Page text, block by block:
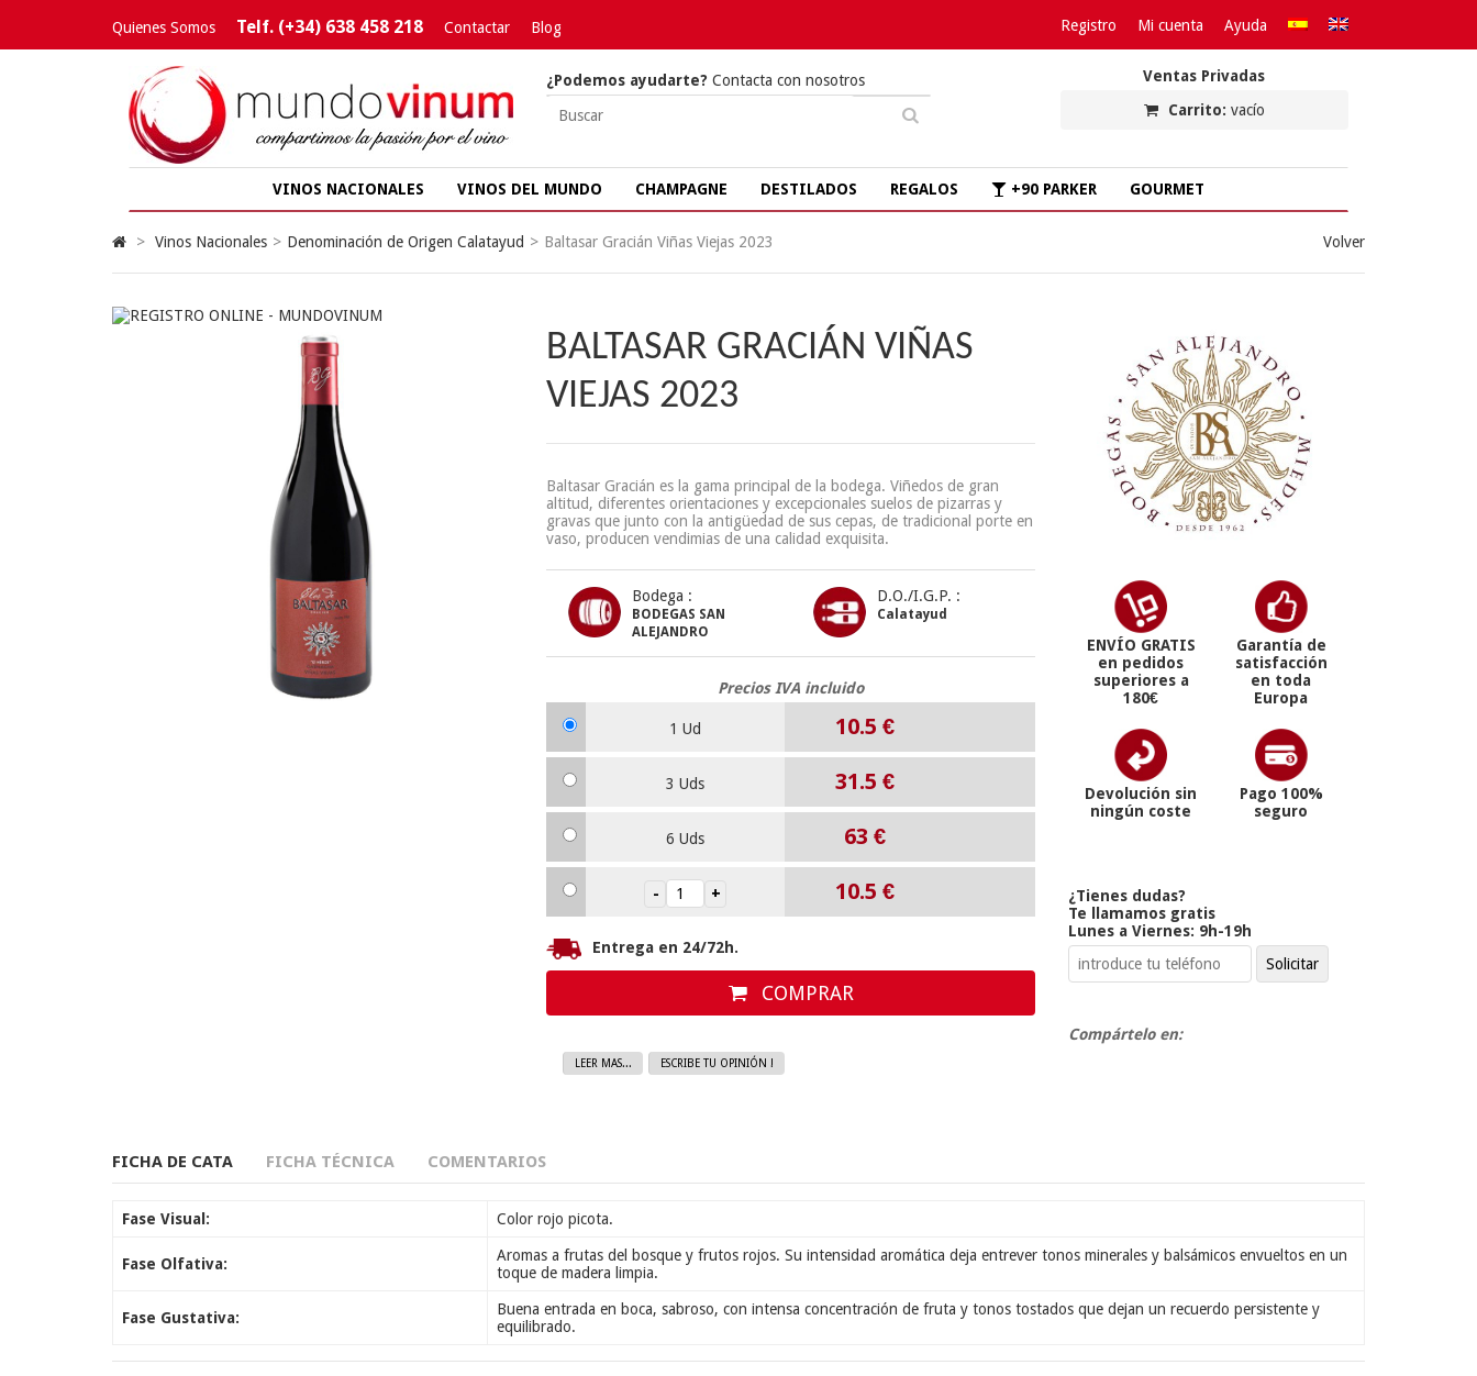
Quienes Somos Telf. (+34) 638 458 218 Contactar Blog Registro Mi cuenta Ayuda
Ventas Privadas
Carrito: vacío
¿Podemos ayudarte? Contacta con nosotros
VINOS NACIONALES VINOS DEL MUNDO CHAMPAGNE DESTILADOS REGALOS +90 PARKER GOURMET
> Vinos Nacionales > Denominación de Origen Calatayud > Baltasar Gracián Viñas Viejas 2023 Volver
BALTASAR GRACIÁN VIÑAS
VIEJAS 2023
Baltasar Gracián es la gama principal de la bodega. Viñedos de gran
altitud, diferentes orientaciones y excepcionales suelos de pizarras y
gravas que junto con la antigüedad de sus cepas, de tradicional porte en
vaso, producen vendimias de una calidad exquisita.
Bodega :
BODEGAS SAN
ALEJANDRO
D.O./I.G.P. :
Calatayud
Precios IVA incluido
1 Ud 10.5 €
3 Uds 31.5 €
6 Uds 63 €
10.5 €
Entrega en 24/72h.
COMPRAR
LEER MAS... ESCRIBE TU OPINIÓN !
ENVÍO GRATIS
en pedidos
superiores a
180€
Garantía de
satisfacción
en toda
Europa
Devolución sin
ningún coste
Pago 100%
seguro
¿Tienes dudas?
Te llamamos gratis
Lunes a Viernes: 9h-19h
Compártelo en:
FICHA DE CATA FICHA TÉCNICA COMENTARIOS
Fase Visual: Color rojo picota.
Fase Olfativa:
Aromas a frutas del bosque y frutos rojos. Su intensidad aromática deja entrever tonos minerales y balsámicos envueltos en un
toque de madera limpia.
Fase Gustativa:
Buena entrada en boca, sabroso, con intensa concentración de fruta y tonos tostados que dejan un recuerdo persistente y
equilibrado.